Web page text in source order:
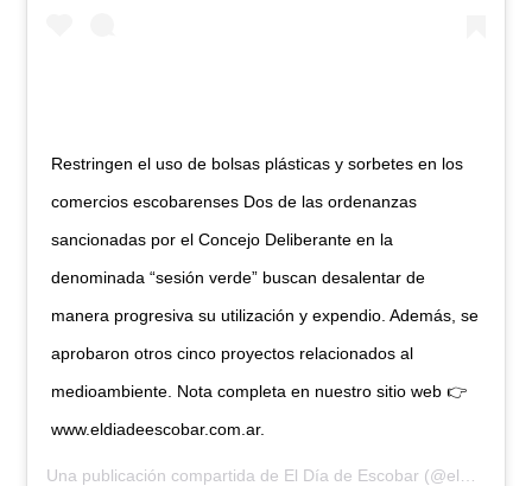
Restringen el uso de bolsas plásticas y sorbetes en los
comercios escobarenses Dos de las ordenanzas
sancionadas por el Concejo Deliberante en la
denominada “sesión verde” buscan desalentar de
manera progresiva su utilización y expendio. Además, se
aprobaron otros cinco proyectos relacionados al
medioambiente. Nota completa en nuestro sitio web 👉
www.eldiadeescobar.com.ar.
Una publicación compartida de El Día de Escobar (@eldiadeescobar) el